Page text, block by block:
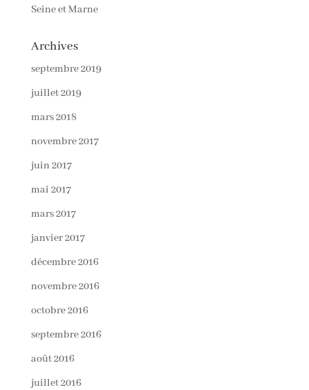
Seine et Marne
Archives
septembre 2019
juillet 2019
mars 2018
novembre 2017
juin 2017
mai 2017
mars 2017
janvier 2017
décembre 2016
novembre 2016
octobre 2016
septembre 2016
août 2016
juillet 2016